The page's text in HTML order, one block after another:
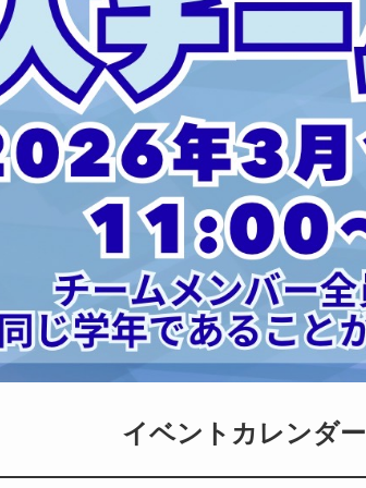
イベントカレンダー